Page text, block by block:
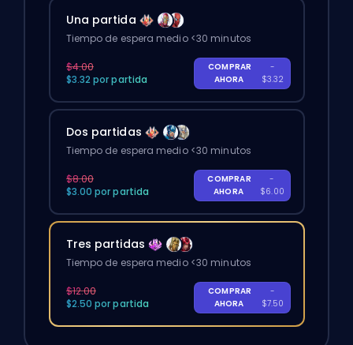
Una partida
Tiempo de espera medio <30 minutos
$4.00
$3.32 por partida
COMPRAR
AHORA
-
$3.32
Dos partidas
Tiempo de espera medio <30 minutos
$8.00
$3.00 por partida
COMPRAR
AHORA
-
$6.00
Tres partidas
Tiempo de espera medio <30 minutos
$12.00
$2.50 por partida
COMPRAR
AHORA
-
$7.50